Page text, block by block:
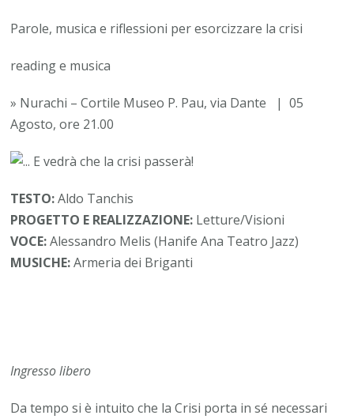
E
CRISI
Parole, musica e riflessioni per esorcizzare la crisi
reading e musica
» Nurachi – Cortile Museo P. Pau, via Dante | 05
Agosto, ore 21.00
TESTO:Aldo Tanchis
PROGETTO E REALIZZAZIONE: Letture/Visioni
VOCE:Alessandro Melis (Hanife Ana Teatro Jazz)
MUSICHE:Armeria dei Briganti
Ingresso libero
Da tempo si è intuito che la Crisi porta in sé necessari